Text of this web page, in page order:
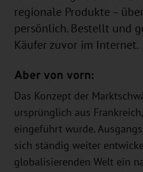
regionale Produkte –
persönlich. Bestellt und
Käufer zuvor im Internet.
Aber von vorn:
Das Konzept der
ursprünglich aus
eingeführt wurde.
sich ständig weiter
globalisierenden Welt ein